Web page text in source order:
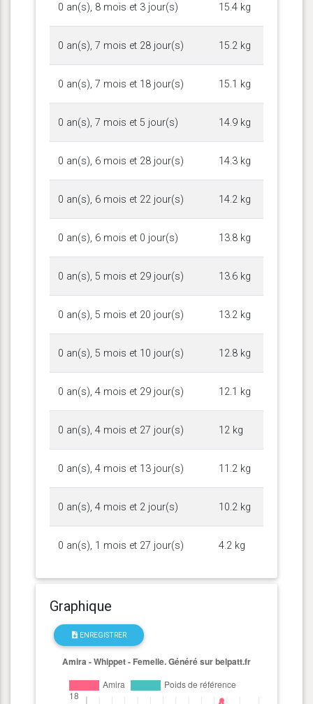
0 an(s), 8 mois et 3 jour(s) 15.4 kg
0 an(s), 7 mois et 28 jour(s) 15.2 kg
0 an(s), 7 mois et 18 jour(s) 15.1 kg
0 an(s), 7 mois et 5 jour(s) 14.9 kg
0 an(s), 6 mois et 28 jour(s) 14.3 kg
0 an(s), 6 mois et 22 jour(s) 14.2 kg
0 an(s), 6 mois et 0 jour(s) 13.8 kg
0 an(s), 5 mois et 29 jour(s) 13.6 kg
0 an(s), 5 mois et 20 jour(s) 13.2 kg
0 an(s), 5 mois et 10 jour(s) 12.8 kg
0 an(s), 4 mois et 29 jour(s) 12.1 kg
0 an(s), 4 mois et 27 jour(s) 12 kg
0 an(s), 4 mois et 13 jour(s) 11.2 kg
0 an(s), 4 mois et 2 jour(s) 10.2 kg
0 an(s), 1 mois et 27 jour(s) 4.2 kg
Graphique
ENREGISTRER